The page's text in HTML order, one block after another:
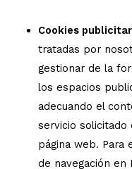
Cookies
tratadas por
gestionar de la
los espacios
adecuando el
servicio solicitado
página web. Para
de navegación